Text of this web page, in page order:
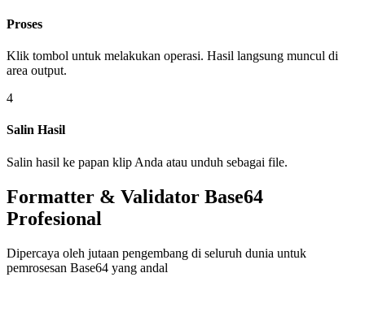
Proses
Klik tombol untuk melakukan operasi. Hasil langsung muncul di
area output.
4
Salin Hasil
Salin hasil ke papan klip Anda atau unduh sebagai file.
Formatter & Validator Base64
Profesional
Dipercaya oleh jutaan pengembang di seluruh dunia untuk
pemrosesan Base64 yang andal